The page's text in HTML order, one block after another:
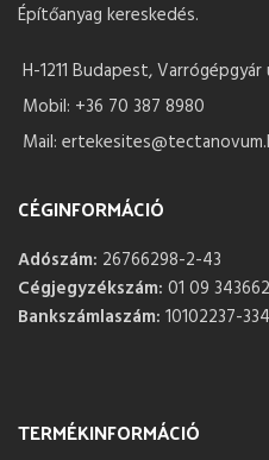
Építőanyag kereskedés.
H-1211 Budapest, Varrógépgyár
Mobil: +36 70 387 8980
Mail:
CÉGINFORMÁCIÓ
Adószám: 26766298-2-43
Cégjegyzékszám: 01 09 343662
Bankszámlaszám: 10102237-
TERMÉKINFORMÁCIÓ